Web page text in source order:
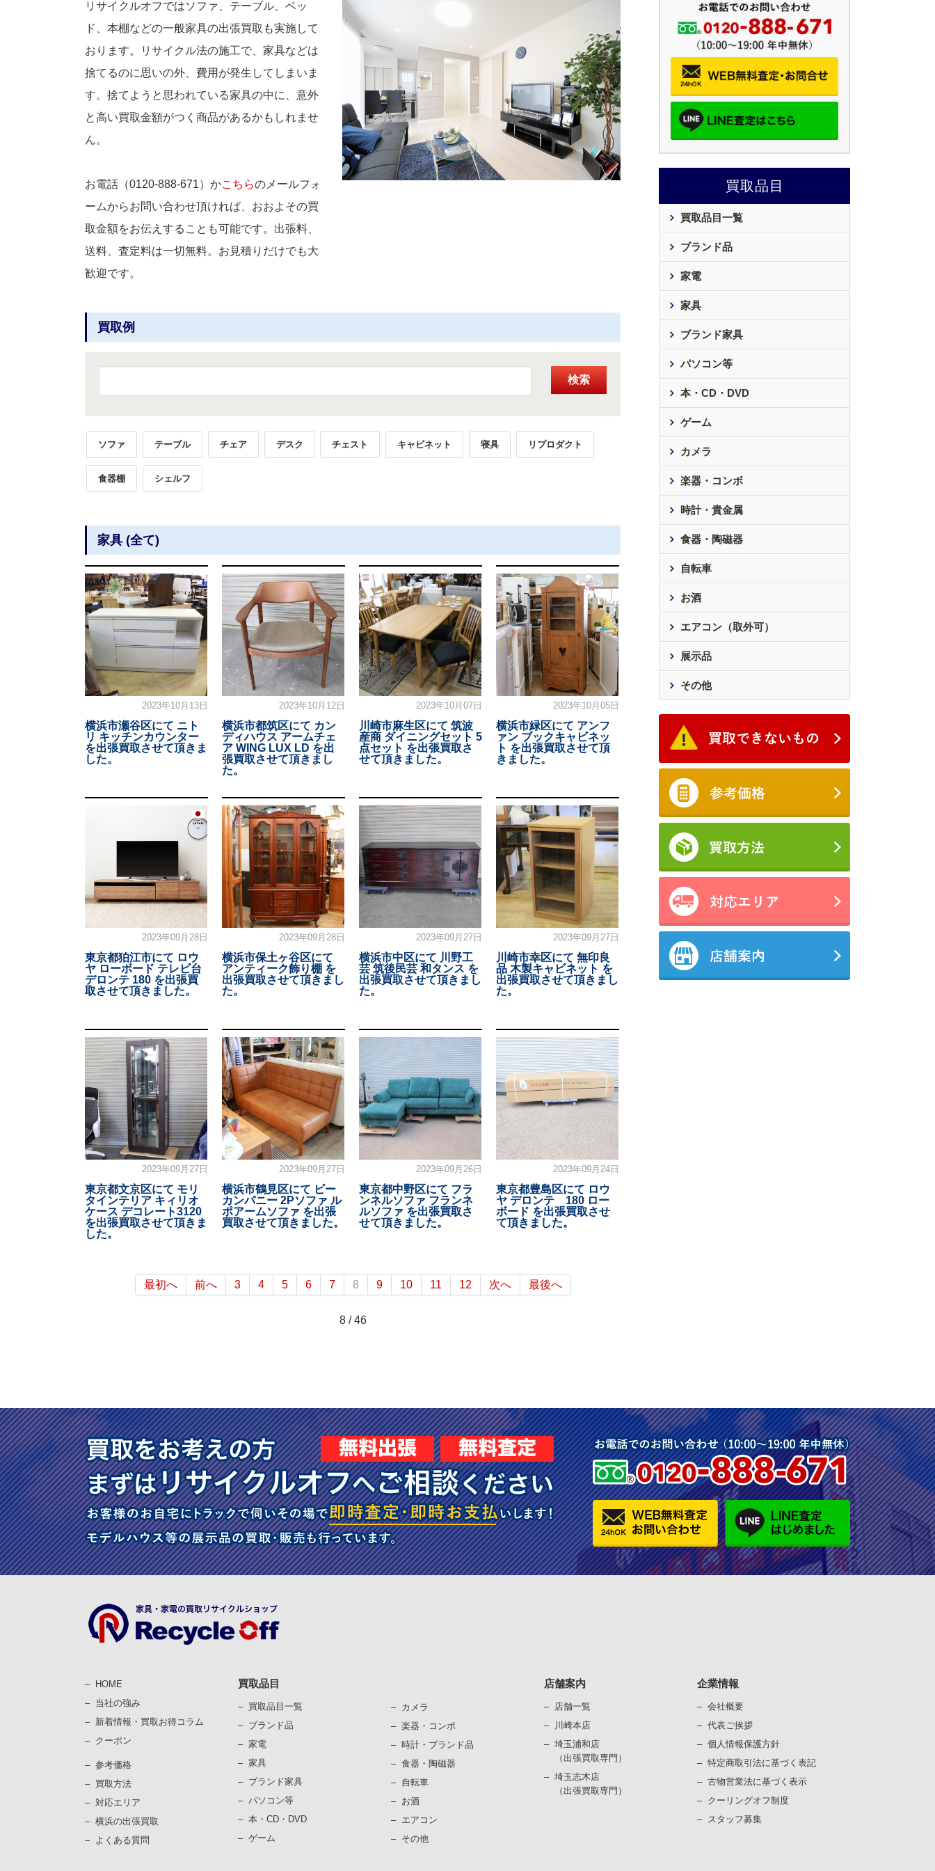
リサイクルオフではソファ、テーブル、ベッ
ド、本棚などの一般家具の出張買取も実施して
おります。リサイクル法の施工で、家具などは
捨てるのに思いの外、費用が発生してしまいま
す。捨てようと思われている家具の中に、意外
と高い買取金額がつく商品があるかもしれませ
ん。
お電話（0120-888-671）かこちらのメールフォ
ームからお問い合わせ頂ければ、おおよその買
取金額をお伝えすることも可能です。出張料、
送料、査定料は一切無料。お見積りだけでも大
歓迎です。
買取例
検索
ソファ テーブル チェア デスク チェスト キャビネット 寝具 リプロダクト
食器棚 シェルフ
家具 (全て)
2023年10月13日
横浜市瀬谷区にて ニト
リ キッチンカウンター
を出張買取させて頂きま
した。
2023年10月12日
横浜市都筑区にて カン
ディハウス アームチェ
ア WING LUX LD を出
張買取させて頂きまし
た。
2023年10月07日
川崎市麻生区にて 筑波
産商 ダイニングセット 5
点セット を出張買取さ
せて頂きました。
2023年10月05日
横浜市緑区にて アンフ
ァン ブックキャビネッ
ト を出張買取させて頂
きました。
2023年09月28日
東京都狛江市にて ロウ
ヤ ローボード テレビ台
デロンテ 180 を出張買
取させて頂きました。
2023年09月28日
横浜市保土ヶ谷区にて
アンティーク飾り棚 を
出張買取させて頂きまし
た。
2023年09月27日
横浜市中区にて 川野工
芸 筑後民芸 和タンス を
出張買取させて頂きまし
た。
2023年09月27日
川崎市幸区にて 無印良
品 木製キャビネット を
出張買取させて頂きまし
た。
2023年09月27日
東京都文京区にて モリ
タインテリア キィリオ
ケース デコレート3120
を出張買取させて頂きま
した。
2023年09月27日
横浜市鶴見区にて ビー
カンパニー 2Pソファ ル
ポアームソファ を出張
買取させて頂きました。
2023年09月26日
東京都中野区にて フラ
ンネルソファ フランネ
ルソファ を出張買取さ
せて頂きました。
2023年09月24日
東京都豊島区にて ロウ
ヤ デロンテ 180 ロー
ボード を出張買取させ
て頂きました。
最初へ 前へ 3 4 5 6 7 8 9 10 11 12 次へ 最後へ
8 / 46
買取品目
買取品目一覧
ブランド品
家電
家具
ブランド家具
パソコン等
本・CD・DVD
ゲーム
カメラ
楽器・コンボ
時計・貴金属
食器・陶磁器
自転車
お酒
エアコン（取外可）
展示品
その他
HOME
当社の強み
新着情報・買取お得コラム
クーポン
参考価格
買取⽅法
対応エリア
横浜の出張買取
よくある質問
買取品目
買取品目一覧
ブランド品
家電
家具
ブランド家具
パソコン等
本・CD・DVD
ゲーム
カメラ
楽器・コンポ
時計・ブランド品
⾷器・陶磁器
⾃転⾞
お酒
エアコン
その他
店舗案内
店舗一覧
川崎本店
埼玉浦和店
（出張買取専門）
埼玉志木店
（出張買取専門）
企業情報
会社概要
代表ご挨拶
個⼈情報保護⽅針
特定商取引法に基づく表記
古物営業法に基づく表⽰
クーリングオフ制度
スタッフ募集